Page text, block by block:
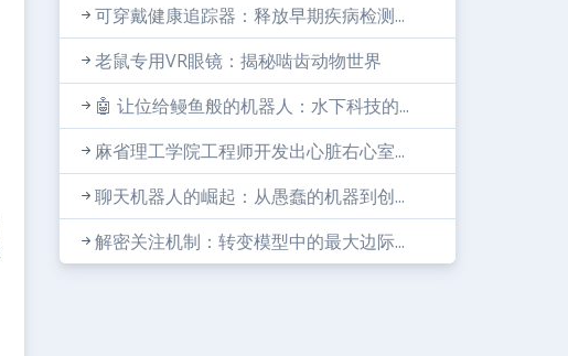
可穿戴健康追踪器：释放早期疾病检测...
老鼠专用VR眼镜：揭秘啮齿动物世界
🤖 让位给鳗鱼般的机器人：水下科技的...
麻省理工学院工程师开发出心脏右心室...
聊天机器人的崛起：从愚蠢的机器到创...
解密关注机制：转变模型中的最大边际...